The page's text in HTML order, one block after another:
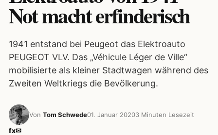
Not macht erfinderisch
1941 entstand bei Peugeot das Elektroauto
PEUGEOT VLV. Das „Véhicule Léger de Ville“
mobilisierte als kleiner Stadtwagen während des
Zweiten Weltkriegs die Bevölkerung.
Von Tom Schwede01. Januar 20203 Minuten Lesezeit
fx✉